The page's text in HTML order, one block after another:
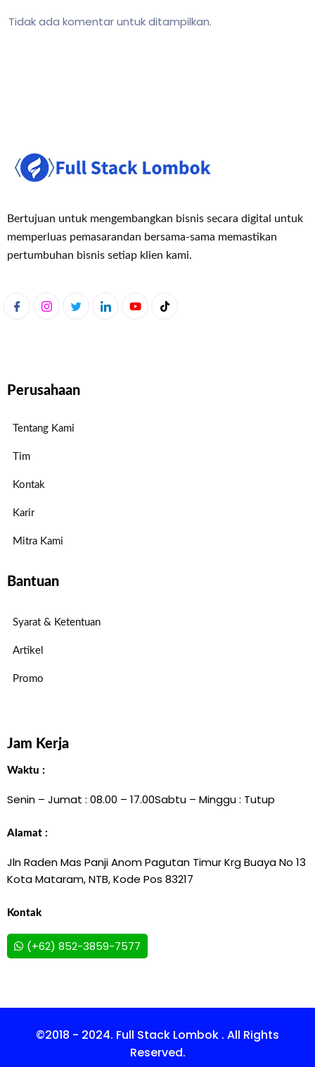
Tidak ada komentar untuk ditampilkan.
Bertujuan untuk mengembangkan bisnis secara digital untuk
memperluas pemasarandan bersama-sama memastikan
pertumbuhan bisnis setiap klien kami.
Perusahaan
Tentang Kami
Tim
Kontak
Karir
Mitra Kami
Bantuan
Syarat & Ketentuan
Artikel
Promo
Jam Kerja
Waktu :
Senin – Jumat : 08.00 – 17.00Sabtu – Minggu : Tutup
Alamat :
Jln Raden Mas Panji Anom Pagutan Timur Krg Buaya No 13
Kota Mataram, NTB, Kode Pos 83217
Kontak
(+62) 852-3859-7577
©2018 - 2024. Full Stack Lombok . All Rights
Reserved.